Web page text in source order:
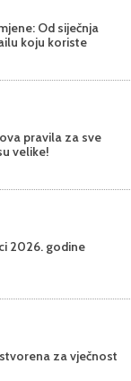
Od siječnja
koju koriste
pravila za sve
velike!
2026. godine
za vječnost